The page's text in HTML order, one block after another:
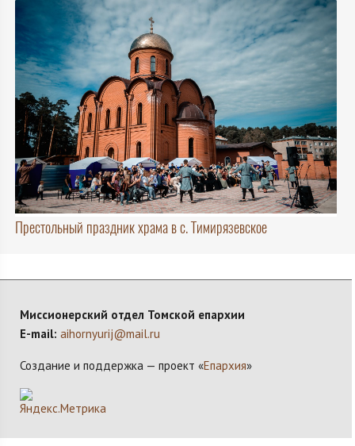
Престольный праздник храма в с. Тимирязевское
Миссионерский отдел Томской епархии
E-mail: aihornyurij@mail.ru
Создание и поддержка — проект «Епархия»